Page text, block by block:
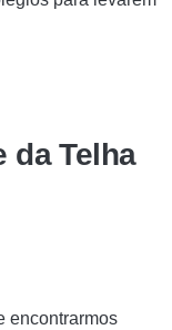
da Telha
encontrarmos